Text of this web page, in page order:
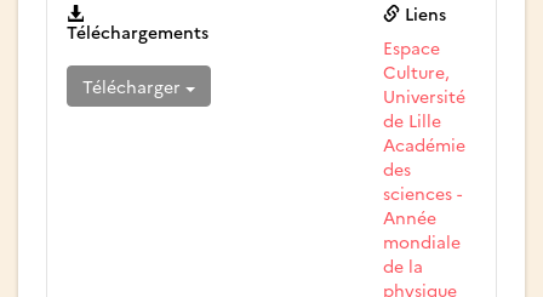
Téléchargements
Télécharger
Liens
Espace
Culture,
Université
de Lille
Académie
des
sciences -
Année
mondiale
de la
physique